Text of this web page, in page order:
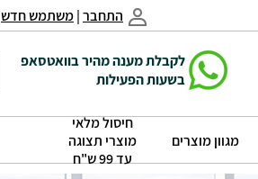
התחבר|משתמש חדש
לקבלת מענה מהיר בוואטסאפ
בשעות הפעילות
מגוון מוצרים
חיסול מלאי
מוצרי תצוגה
עד 99 ש"ח